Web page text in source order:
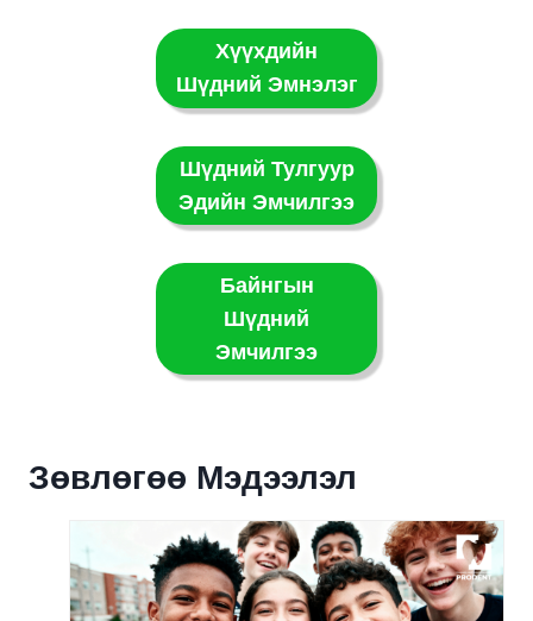
Хүүхдийн
Шүдний Эмнэлэг
Шүдний Тулгуур
Эдийн Эмчилгээ
Байнгын
Шүдний
Эмчилгээ
Зөвлөгөө Мэдээлэл